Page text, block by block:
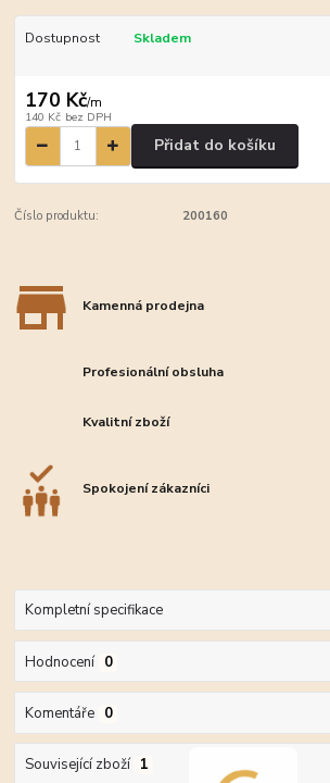
Dostupnost Skladem
170 Kč/m
140 Kč bez DPH
Přidat do košíku
Číslo produktu: 200160
Kamenná prodejna
Profesionální obsluha
Kvalitní zboží
Spokojení zákazníci
Kompletní specifikace
Hodnocení 0
Komentáře 0
Související zboží 1